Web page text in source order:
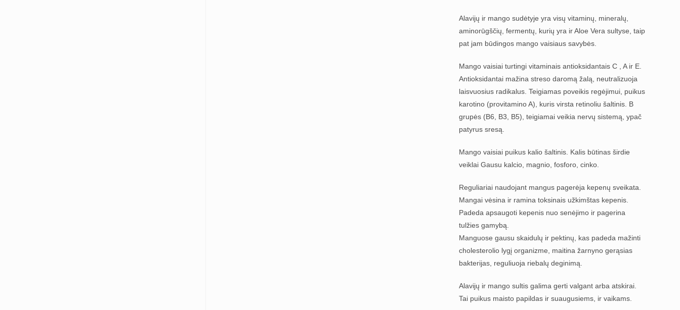
Alavijų ir mango sudėtyje yra visų vitaminų, mineralų,
aminorūgščių, fermentų, kurių yra ir Aloe Vera sultyse, taip
pat jam būdingos mango vaisiaus savybės.
Mango vaisiai turtingi vitaminais antioksidantais C , A ir E.
Antioksidantai mažina streso daromą žalą, neutralizuoja
laisvuosius radikalus. Teigiamas poveikis regėjimui, puikus
karotino (provitamino A), kuris virsta retinoliu šaltinis. B
grupės (B6, B3, B5), teigiamai veikia nervų sistemą, ypač
patyrus sresą.
Mango vaisiai puikus kalio šaltinis. Kalis būtinas širdie
veiklai Gausu kalcio, magnio, fosforo, cinko.
Reguliariai naudojant mangus pagerėja kepenų sveikata.
Mangai vėsina ir ramina toksinais užkimštas kepenis.
Padeda apsaugoti kepenis nuo senėjimo ir pagerina
tulžies gamybą.
Manguose gausu skaidulų ir pektinų, kas padeda mažinti
cholesterolio lygį organizme, maitina žarnyno gerąsias
bakterijas, reguliuoja riebalų deginimą.
Alavijų ir mango sultis galima gerti valgant arba atskirai.
Tai puikus maisto papildas ir suaugusiems, ir vaikams.